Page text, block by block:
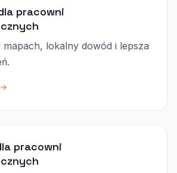
pracowni
lokalny dowód i lepsza
pracowni